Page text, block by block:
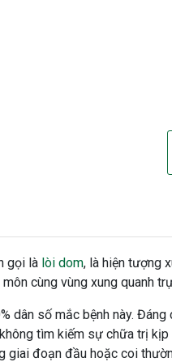
gọi là lòi dom, là hiện tượng
cùng vùng xung quanh
dân số mắc bệnh này. Đáng
tìm kiếm sự chữa trị kịp
giai đoạn đầu hoặc coi